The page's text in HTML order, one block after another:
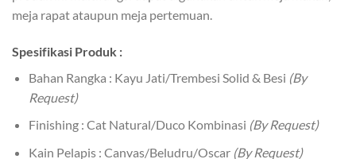
meja rapat ataupun meja pertemuan.
Spesifikasi Produk :
Bahan Rangka : Kayu Jati/Trembesi Solid & Besi (By
Request)
Finishing : Cat Natural/Duco Kombinasi (By Request)
Kain Pelapis : Canvas/Beludru/Oscar (By Request)